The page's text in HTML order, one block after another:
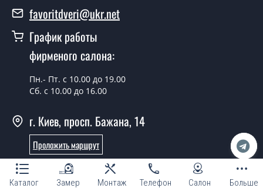
Каталог Замер Монтаж Телефон Салон Больше
Да можно.
У вас есть в наличии готовые двери
дверей.
входных дверей?
От 5200 грн.
Нужны двери входные эконом
класса, что посоветуете?
favoritdveri@ukr.net
График работы
фирменого салона:
Пн.- Пт. с 10.00 до 19.00
Сб. с 10.00 до 16.00
г. Киев, просп. Бажана, 14
Проложить маршрут
Онлайн консультант